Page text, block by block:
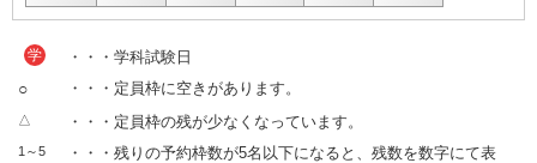
学 ・・・学科試験日
○ ・・・定員枠に空きがあります。
△ ・・・定員枠の残が少なくなっています。
1～5
・・・残りの予約枠数が5名以下になると、残数を数字にて表